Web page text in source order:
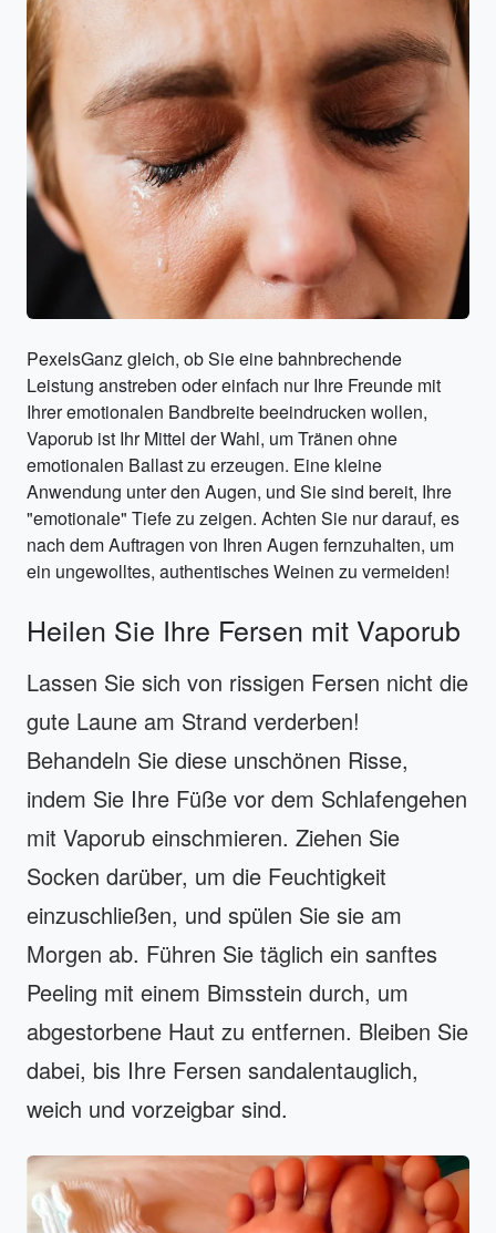
PexelsGanz gleich, ob Sie eine bahnbrechende
Leistung anstreben oder einfach nur Ihre Freunde mit
Ihrer emotionalen Bandbreite beeindrucken wollen,
Vaporub ist Ihr Mittel der Wahl, um Tränen ohne
emotionalen Ballast zu erzeugen. Eine kleine
Anwendung unter den Augen, und Sie sind bereit, Ihre
"emotionale" Tiefe zu zeigen. Achten Sie nur darauf, es
nach dem Auftragen von Ihren Augen fernzuhalten, um
ein ungewolltes, authentisches Weinen zu vermeiden!
Heilen Sie Ihre Fersen mit Vaporub
Lassen Sie sich von rissigen Fersen nicht die
gute Laune am Strand verderben!
Behandeln Sie diese unschönen Risse,
indem Sie Ihre Füße vor dem Schlafengehen
mit Vaporub einschmieren. Ziehen Sie
Socken darüber, um die Feuchtigkeit
einzuschließen, und spülen Sie sie am
Morgen ab. Führen Sie täglich ein sanftes
Peeling mit einem Bimsstein durch, um
abgestorbene Haut zu entfernen. Bleiben Sie
dabei, bis Ihre Fersen sandalentauglich,
weich und vorzeigbar sind.